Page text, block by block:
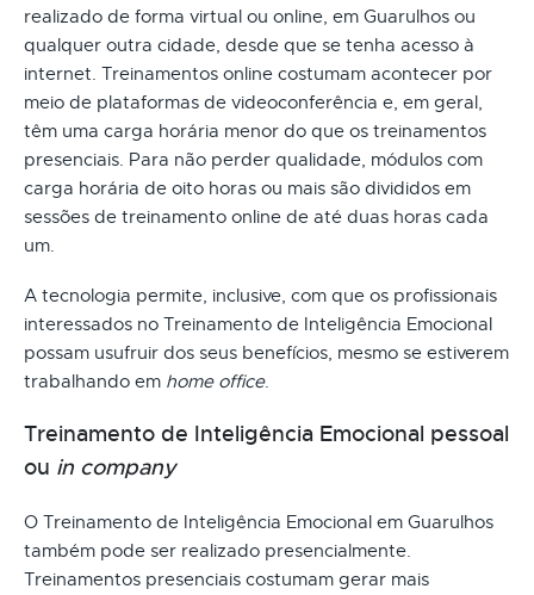
realizado de forma virtual ou online, em Guarulhos ou
qualquer outra cidade, desde que se tenha acesso à
internet. Treinamentos online costumam acontecer por
meio de plataformas de videoconferência e, em geral,
têm uma carga horária menor do que os treinamentos
presenciais. Para não perder qualidade, módulos com
carga horária de oito horas ou mais são divididos em
sessões de treinamento online de até duas horas cada
um.
A tecnologia permite, inclusive, com que os profissionais
interessados no Treinamento de Inteligência Emocional
possam usufruir dos seus benefícios, mesmo se estiverem
trabalhando em home office.
Treinamento de Inteligência Emocional pessoal
ou in company
O Treinamento de Inteligência Emocional em Guarulhos
também pode ser realizado presencialmente.
Treinamentos presenciais costumam gerar mais